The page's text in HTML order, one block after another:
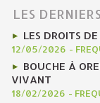
LES
LES DROITS
12/05/2026 -
BOUCHE À
VIVANT
18/02/2026 -